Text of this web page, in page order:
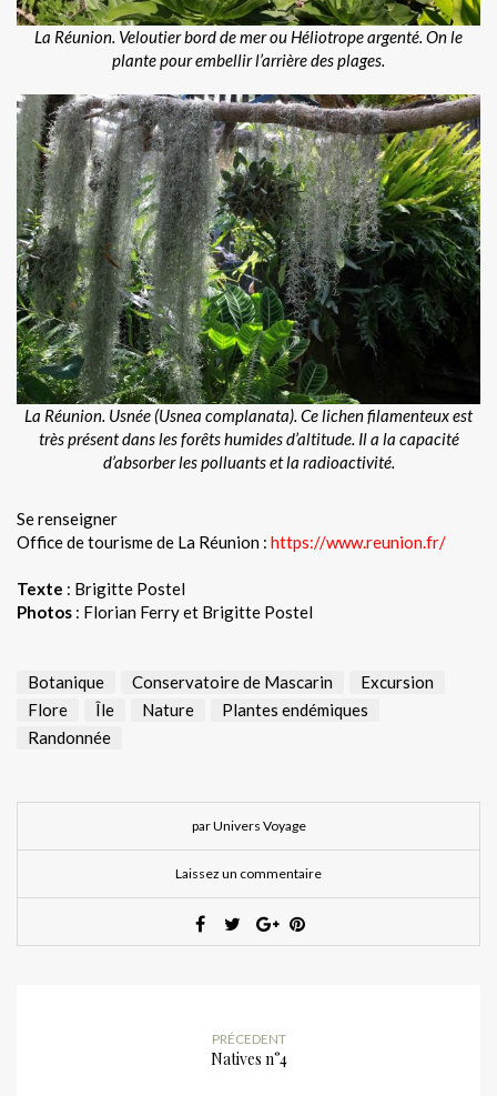
La Réunion. Veloutier bord de mer ou Héliotrope argenté. On le
plante pour embellir l’arrière des plages.
La Réunion. Usnée (Usnea complanata). Ce lichen filamenteux est
très présent dans les forêts humides d’altitude. Il a la capacité
d’absorber les polluants et la radioactivité.
Se renseigner
Office de tourisme de La Réunion : https://www.reunion.fr/
Texte : Brigitte Postel
Photos : Florian Ferry et Brigitte Postel
Botanique Conservatoire de Mascarin
Excursion
Flore
Île Nature
Plantes endémiques
Randonnée
par Univers Voyage
Laissez un commentaire
PRÉCEDENT
Natives n°4